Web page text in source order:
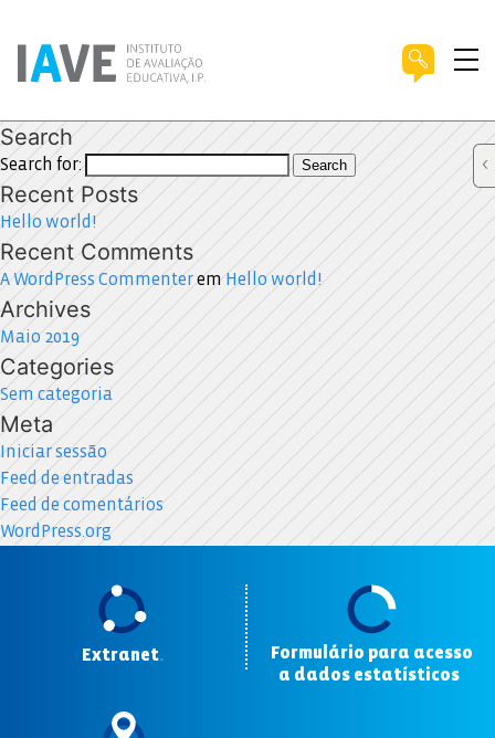
Search
Search for: Search
Recent Posts
Hello world!
Recent Comments
A WordPress Commenterem Hello world!
Archives
Maio 2019
Categories
Sem categoria
Meta
Iniciar sessão
Feed de entradas
Feed de comentários
WordPress.org
Extranet.
Formulário para acesso
a dados estatísticos